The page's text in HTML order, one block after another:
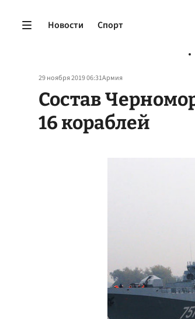
Новости Спорт
29 ноября 2019 06:31Армия
Состав
16 кораблей